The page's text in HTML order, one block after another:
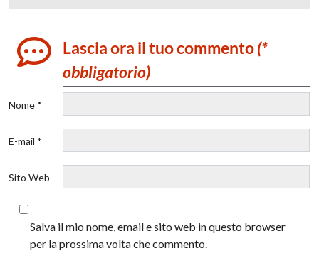
Lascia ora il tuo commento(*
obbligatorio)
Nome *
E-mail *
Sito Web
Salva il mio nome, email e sito web in questo browser
per la prossima volta che commento.